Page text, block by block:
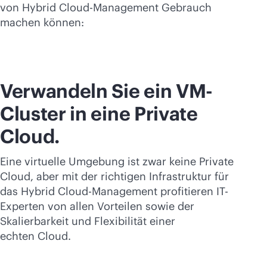
von Hybrid Cloud-Management Gebrauch
machen können:
Verwandeln Sie ein VM-
Cluster in eine Private
Cloud.
Eine virtuelle Umgebung ist zwar keine Private
Cloud, aber mit der richtigen Infrastruktur für
das Hybrid Cloud-Management profitieren IT-
Experten von allen Vorteilen sowie der
Skalierbarkeit und Flexibilität einer
echten Cloud.